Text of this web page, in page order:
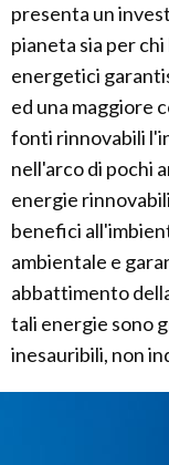
presenta un
pianeta sia per
energetici
ed una maggiore
fonti rinnovabili
nell'arco di pochi
energie
benefici
ambientale e
abbattimento
tali energie sono
inesauribili, non